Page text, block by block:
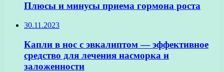
Плюсы и минусы приема гормона роста
30.11.2023
Капли в нос с эвкалиптом — эффективное
средство для лечения насморка и
заложенности